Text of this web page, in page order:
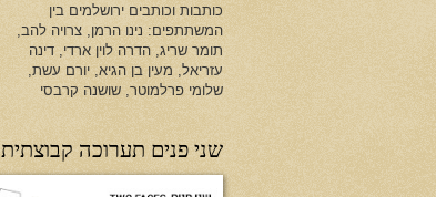
כותבות וכותבים ירושלמים בין
המשתתפים: נינו הרמן, צרויה להב,
תומר שריג, הדרה לוין ארדי, דינה
עזריאל, מעין בן הגיא, יורם עשת,
שלומי פרלמוטר, שושנה קרבסי
שני פנים תערוכה קבוצתית